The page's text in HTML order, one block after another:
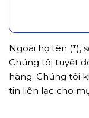
Ngoài họ tên (*),
Chúng tôi tuyệt
hàng. Chúng tôi
tin liên lạc cho